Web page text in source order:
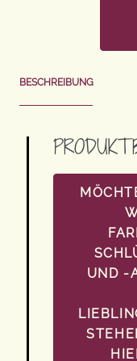
BESCHREIBUNG
UND -